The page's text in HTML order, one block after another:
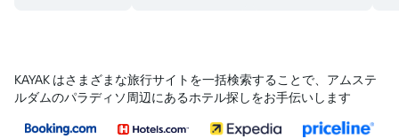
KAYAK はさまざまな旅行サイトを一括検索することで、アムステ
ルダム​のパラディソ​周辺にあるホテル探しをお手伝いします